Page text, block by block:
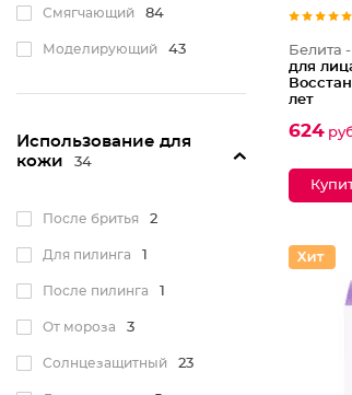
Смягчающий 84
Моделирующий 43
С эффектом ботокса
Антибактериальный
Противовоспалительный
Охлаждающий
Использование для
кожи
34
После бритья 2
Для пилинга 1
После пилинга 1
От мороза 3
Солнцезащитный 23
Белита
для
лет
624